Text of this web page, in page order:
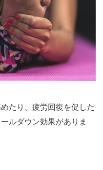
たり、疲労回復を促した
ルダウン効果がありま